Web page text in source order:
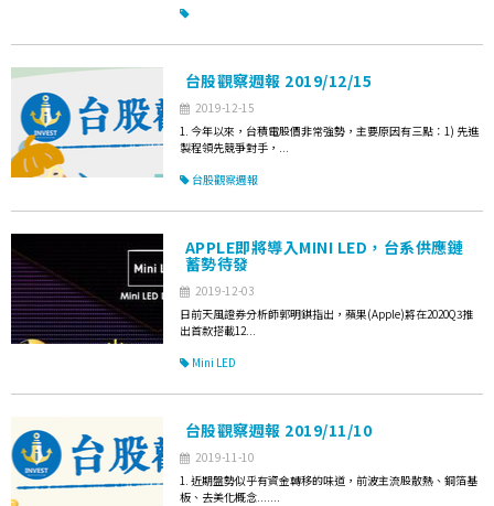
台股觀察週報 2019/12/15
2019-12-15
1. 今年以來，台積電股價非常強勢，主要原因有三點：1) 先進
製程領先競爭對手，...
台股觀察週報
APPLE即將導入MINI LED，台系供應鏈
蓄勢待發
2019-12-03
日前天風證券分析師郭明錤指出，蘋果(Apple)將在2020Q3推
出首款搭載12...
Mini LED
台股觀察週報 2019/11/10
2019-11-10
1. 近期盤勢似乎有資金轉移的味道，前波主流股散熱、銅箔基
板、去美化概念.......